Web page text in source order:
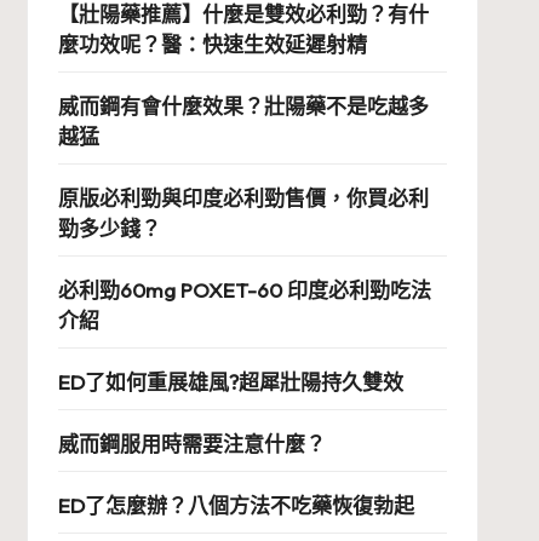
【壯陽藥推薦】什麼是雙效必利勁？有什
麼功效呢？醫：快速生效延遲射精
威而鋼有會什麼效果？壯陽藥不是吃越多
越猛
原版必利勁與印度必利勁售價，你買必利
勁多少錢？
必利勁60mg POXET-60 印度必利勁吃法
介紹
ED了如何重展雄風?超犀壯陽持久雙效
威而鋼服用時需要注意什麼？
ED了怎麼辦？八個方法不吃藥恢復勃起